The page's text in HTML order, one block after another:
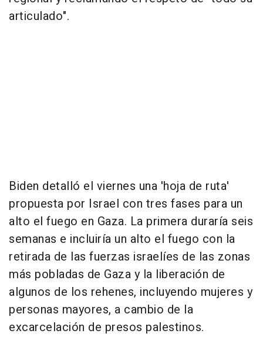
articulado".
Biden detalló el viernes una 'hoja de ruta'
propuesta por Israel con tres fases para un
alto el fuego en Gaza. La primera duraría seis
semanas e incluiría un alto el fuego con la
retirada de las fuerzas israelíes de las zonas
más pobladas de Gaza y la liberación de
algunos de los rehenes, incluyendo mujeres y
personas mayores, a cambio de la
excarcelación de presos palestinos.